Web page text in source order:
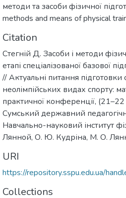
методи та засоби фізичної
methods and means of physical
Citation
Стегній Д. Засоби і методи
етапі спеціалізованої базової
// Актуальні питання підготовки
неолімпійських видах спорту:
практичної конференції,
Сумський державний
Навчально-науковий інститут
Лянной, О. Ю. Кудріна, М. О.
URI
https://repository.sspu.edu.ua/
Collections